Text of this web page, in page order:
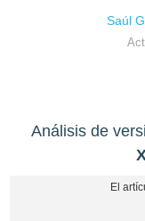
Saúl
Análisis de